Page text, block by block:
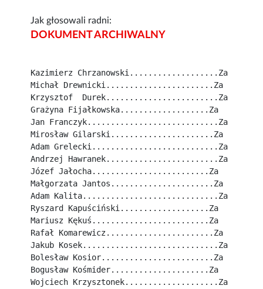
Jak głosowali radni:
DOKUMENT ARCHIWALNY
Kazimierz Chrzanowski...................Za
Michał Drewnicki.......................Za
Krzysztof  Durek........................Za
Grażyna Fijałkowska...................Za
Jan Franczyk............................Za
Mirosław Gilarski......................Za
Adam Grelecki...........................Za
Andrzej Hawranek........................Za
Józef Jałocha.........................Za
Małgorzata Jantos......................Za
Adam Kalita.............................Za
Ryszard Kapuściński...................Za
Mariusz Kękuś.........................Za
Rafał Komarewicz.......................Za
Jakub Kosek.............................Za
Bolesław Kosior........................Za
Bogusław Kośmider.....................Za
Wojciech Krzysztonek....................Za